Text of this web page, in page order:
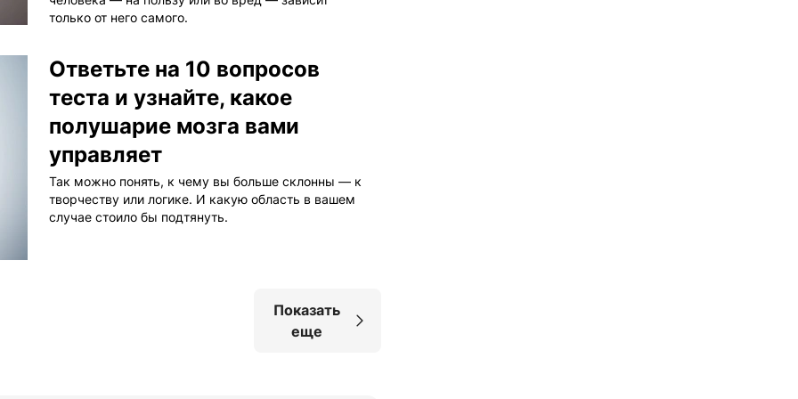
только от него самого.
Ответьте на 10 вопросов
теста и узнайте, какое
полушарие мозга вами
управляет
Так можно понять, к чему вы больше склонны — к
творчеству или логике. И какую область в вашем
случае стоило бы подтянуть.
Показать
еще